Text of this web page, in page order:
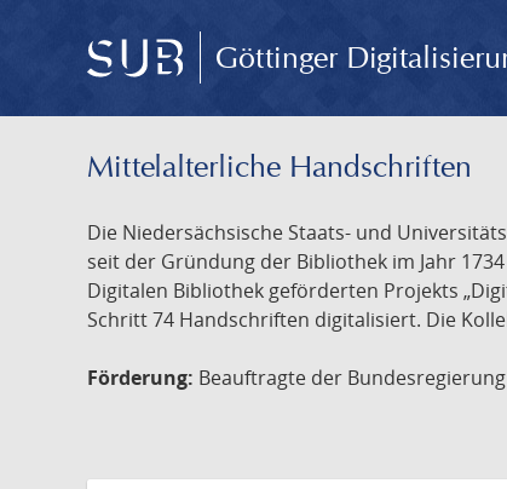
Göttinger
Mittelalterliche Handschriften
Die Niedersächsische Staats- und
seit der Gründung der Bibliothek im Jahr
Digitalen Bibliothek geförderten Projekts
Schritt 74 Handschriften digitalisiert. Die
Förderung: Beauftragte der